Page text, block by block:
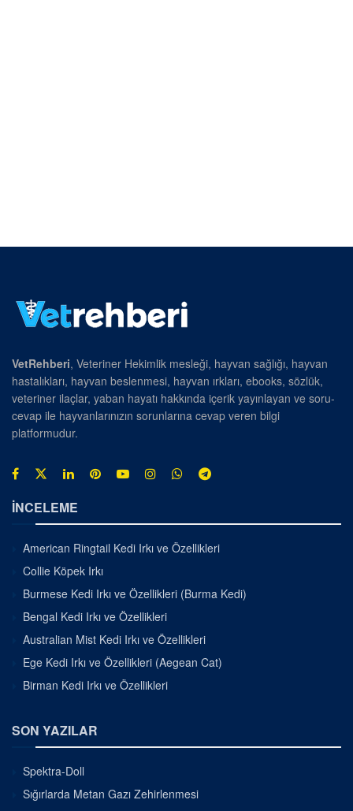
VetRehberi, Veteriner Hekimlik mesleği, hayvan sağlığı, hayvan
hastalıkları, hayvan beslenmesi, hayvan ırkları, ebooks, sözlük,
veteriner ilaçlar, yaban hayatı hakkında içerik yayınlayan ve soru-
cevap ile hayvanlarınızın sorunlarına cevap veren bilgi
platformudur.
İNCELEME
American Ringtail Kedi Irkı ve Özellikleri
Collie Köpek Irkı
Burmese Kedi Irkı ve Özellikleri (Burma Kedi)
Bengal Kedi Irkı ve Özellikleri
Australian Mist Kedi Irkı ve Özellikleri
Ege Kedi Irkı ve Özellikleri (Aegean Cat)
Birman Kedi Irkı ve Özellikleri
SON YAZILAR
Spektra-Doll
Sığırlarda Metan Gazı Zehirlenmesi